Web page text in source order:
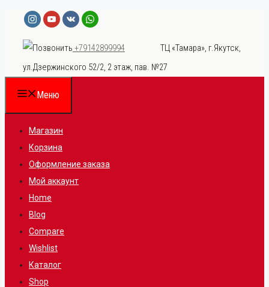
Перейти
содержимому
+79142899994
ТЦ «Тамара», г.Якутск,
ул.Дзержинского 52/2, 2 этаж, пав. №27
Меню
Магазин
Корзина
Оформление заказа
Мой аккаунт
Home
Blog
Compare
Wishlist
Каталог
Shop